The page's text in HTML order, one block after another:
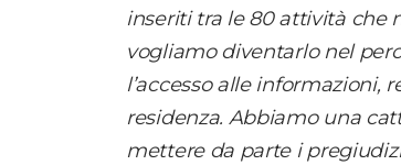
inseriti tra le 80 attività che
vogliamo diventarlo nel
l’accesso alle
residenza. Abbiamo una
mettere da parte i